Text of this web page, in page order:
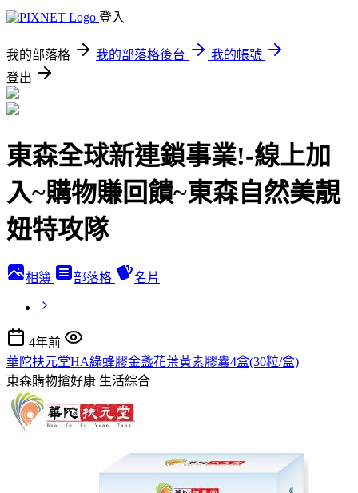
登入
我的部落格 我的部落格後台
我的帳號
登出
東森全球新連鎖事業!-線上加
入~購物賺回饋~東森自然美靚
妞特攻隊
相簿 部落格 名片
4年前
華陀扶元堂HA綠蜂膠金盞花葉黃素膠囊4盒(30粒/盒)
東森購物搶好康 生活綜合